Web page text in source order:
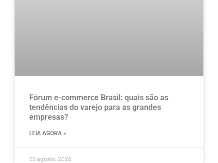
Fórum e-commerce Brasil: quais são as
tendências do varejo para as grandes
empresas?
LEIA AGORA »
03 agosto, 2026